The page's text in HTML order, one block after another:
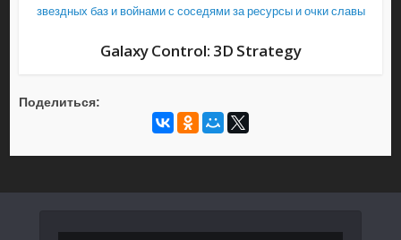
звездных баз и войнами с соседями за ресурсы и очки славы
Galaxy Control: 3D Strategy
Поделиться: